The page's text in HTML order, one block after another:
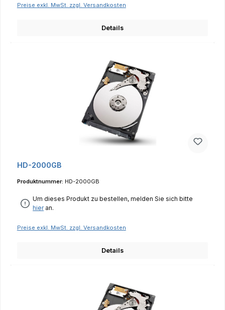
Preise exkl. MwSt. zzgl. Versandkosten
Details
HD-2000GB
Produktnummer: HD-2000GB
Um dieses Produkt zu bestellen, melden Sie sich bitte
hieran.
Preise exkl. MwSt. zzgl. Versandkosten
Details